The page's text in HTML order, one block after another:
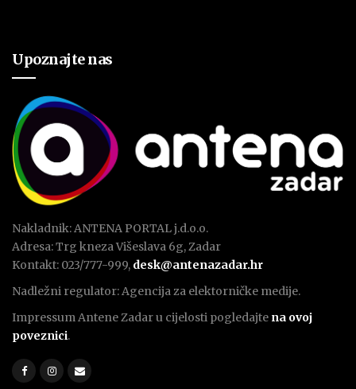
Upoznajte nas
Nakladnik: ANTENA PORTAL j.d.o.o.
Adresa: Trg kneza Višeslava 6g, Zadar
Kontakt: 023/777-999, desk@antenazadar.hr
Nadležni regulator: Agencija za elektorničke medije.
Impressum Antene Zadar u cijelosti pogledajte na ovoj
poveznici.